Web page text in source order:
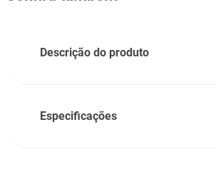
Descrição do produto
Especificações